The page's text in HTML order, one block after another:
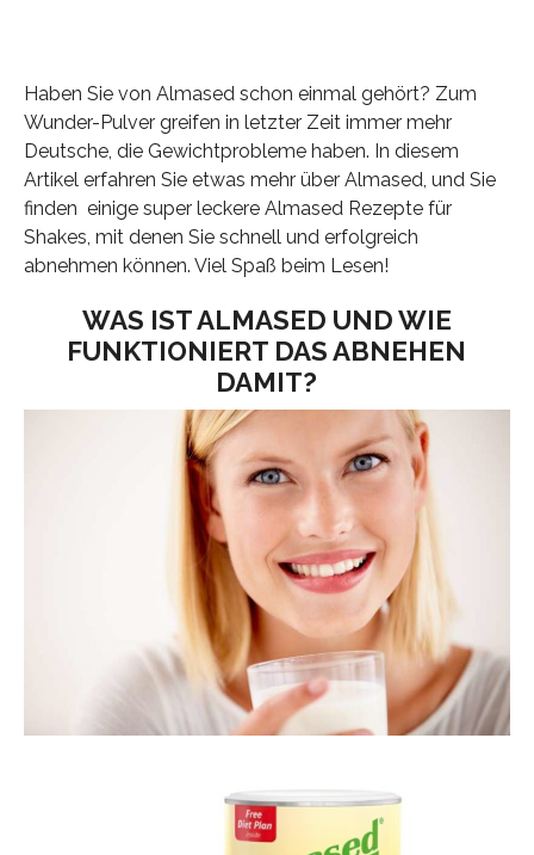
Haben Sie von Almased schon einmal gehört? Zum
Wunder-Pulver greifen in letzter Zeit immer mehr
Deutsche, die Gewichtprobleme haben. In diesem
Artikel erfahren Sie etwas mehr über Almased, und Sie
finden einige super leckere Almased Rezepte für
Shakes, mit denen Sie schnell und erfolgreich
abnehmen können. Viel Spaß beim Lesen!
WAS IST ALMASED UND WIE
FUNKTIONIERT DAS ABNEHEN
DAMIT?